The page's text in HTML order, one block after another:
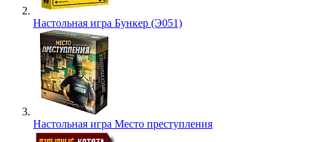
Настольная игра Бункер (Э051)
Настольная игра Место преступления